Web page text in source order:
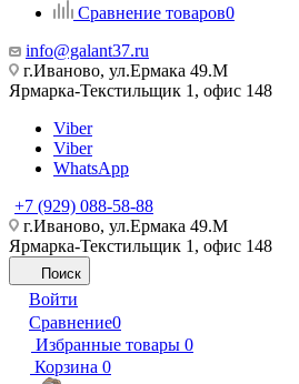
Сравнение товаров0
info@galant37.ru
г.Иваново, ул.Ермака 49.M
Ярмарка-Текстильщик 1, офис 148
Viber
Viber
WhatsApp
+7 (929) 088-58-88
г.Иваново, ул.Ермака 49.M
Ярмарка-Текстильщик 1, офис 148
Поиск
Войти
Сравнение0
Избранные товары 0
Корзина 0